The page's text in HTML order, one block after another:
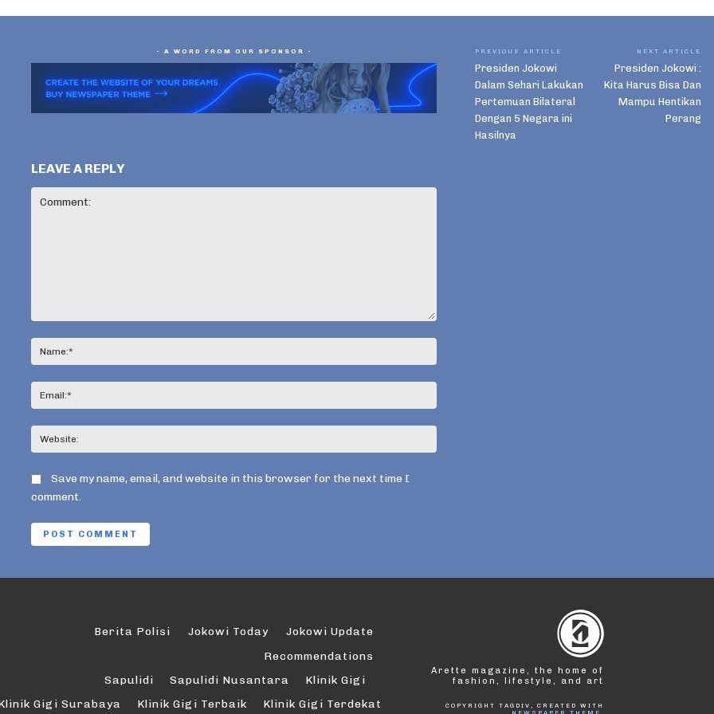
- A WORD FROM OUR SPONSOR -
LEAVE A REPLY
Save my name, email, and website in this browser for the next time I
comment.
PREVIOUS ARTICLE
Presiden Jokowi
Dalam Sehari Lakukan
Pertemuan Bilateral
Dengan 5 Negara ini
Hasilnya
NEXT ARTICLE
Presiden Jokowi :
Kita Harus Bisa Dan
Mampu Hentikan
Perang
Berita Polisi Jokowi Today
Jokowi Update
Recommendations
Sapulidi
Sapulidi Nusantara
Klinik Gigi
Gigi Surabaya
Klinik Gigi Terbaik Klinik Gigi Terdekat
Arette magazine, the home of
fashion, lifestyle, and art
COPYRIGHT TAGDIV, CREATED WITH
NEWSPAPER THEME